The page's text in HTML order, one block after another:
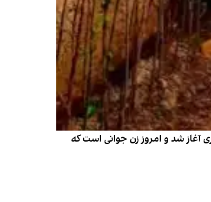
آغاز شد و امروز زن جوانی است که